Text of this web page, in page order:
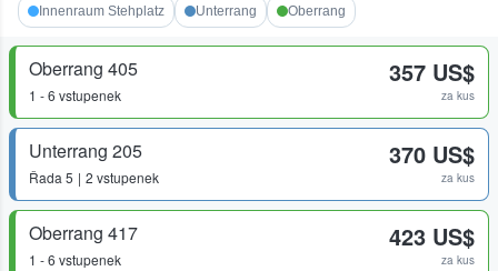
Innenraum Stehplatz Unterrang Oberrang
Oberrang 405
1 - 6 vstupenek
357 US$
za kus
Unterrang 205
Řada 5 2 vstupenek
370 US$
za kus
Oberrang 417
1 - 6 vstupenek
423 US$
za kus